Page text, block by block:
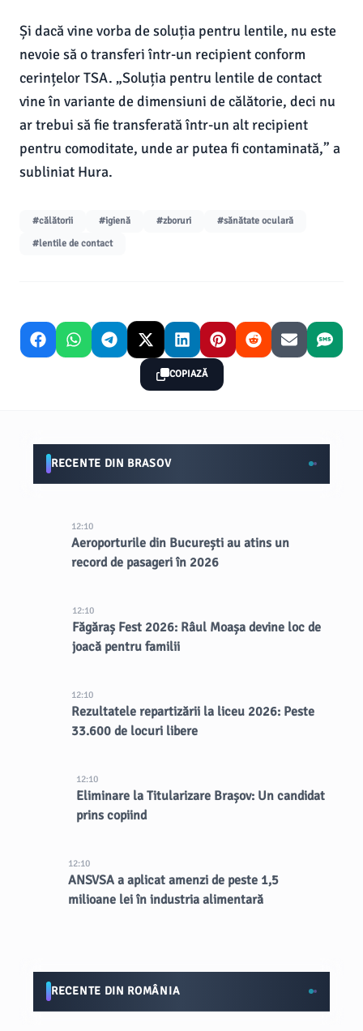
Și dacă vine vorba de soluția pentru lentile, nu este
nevoie să o transferi într-un recipient conform
cerințelor TSA. „Soluția pentru lentile de contact
vine în variante de dimensiuni de călătorie, deci nu
ar trebui să fie transferată într-un alt recipient
pentru comoditate, unde ar putea fi contaminată,” a
subliniat Hura.
#călătorii #igienă #zboruri
#sănătate oculară
#lentile de contact
COPIAZĂ
RECENTE DIN BRASOV
12:10
Aeroporturile din București au atins un
record de pasageri în 2026
12:10
Făgăraș Fest 2026: Râul Moașa devine loc de
joacă pentru familii
12:10
Rezultatele repartizării la liceu 2026: Peste
33.600 de locuri libere
12:10
Eliminare la Titularizare Brașov: Un candidat
prins copiind
12:10
ANSVSA a aplicat amenzi de peste 1,5
milioane lei în industria alimentară
RECENTE DIN ROMÂNIA